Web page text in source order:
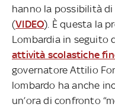
hanno la possibilità
(VIDEO). È questa la
Lombardia in seguito
attività scolastiche
governatore Attilio
lombardo ha anche
un’ora di confronto